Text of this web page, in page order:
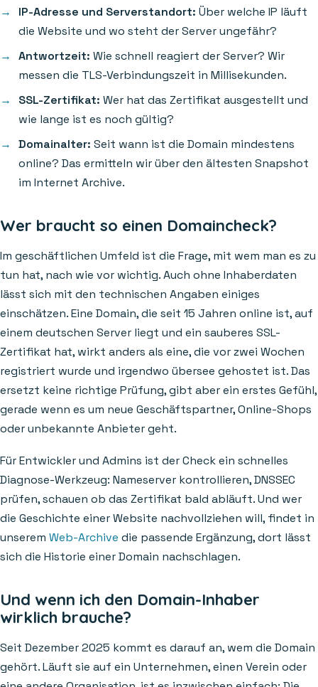
IP-Adresse und Serverstandort: Über welche IP läuft
die Website und wo steht der Server ungefähr?
Antwortzeit: Wie schnell reagiert der Server? Wir
messen die TLS-Verbindungszeit in Millisekunden.
SSL-Zertifikat: Wer hat das Zertifikat ausgestellt und
wie lange ist es noch gültig?
Domainalter: Seit wann ist die Domain mindestens
online? Das ermitteln wir über den ältesten Snapshot
im Internet Archive.
Wer braucht so einen Domaincheck?
Im geschäftlichen Umfeld ist die Frage, mit wem man es zu
tun hat, nach wie vor wichtig. Auch ohne Inhaberdaten
lässt sich mit den technischen Angaben einiges
einschätzen. Eine Domain, die seit 15 Jahren online ist, auf
einem deutschen Server liegt und ein sauberes SSL-
Zertifikat hat, wirkt anders als eine, die vor zwei Wochen
registriert wurde und irgendwo übersee gehostet ist. Das
ersetzt keine richtige Prüfung, gibt aber ein erstes Gefühl,
gerade wenn es um neue Geschäftspartner, Online-Shops
oder unbekannte Anbieter geht.
Für Entwickler und Admins ist der Check ein schnelles
Diagnose-Werkzeug: Nameserver kontrollieren, DNSSEC
prüfen, schauen ob das Zertifikat bald abläuft. Und wer
die Geschichte einer Website nachvollziehen will, findet in
unserem Web-Archive die passende Ergänzung, dort lässt
sich die Historie einer Domain nachschlagen.
Und wenn ich den Domain-Inhaber
wirklich brauche?
Seit Dezember 2025 kommt es darauf an, wem die Domain
gehört. Läuft sie auf ein Unternehmen, einen Verein oder